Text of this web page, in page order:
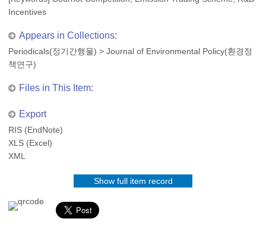
Incentives
Appears in Collections:
Periodicals(정기간행물) > Journal of Environmental Policy(환경정
책연구)
Files in This Item:
Export
RIS (EndNote)
XLS (Excel)
XML
Show full item record